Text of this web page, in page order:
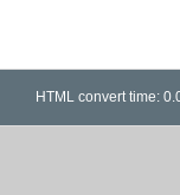
HTML convert time: